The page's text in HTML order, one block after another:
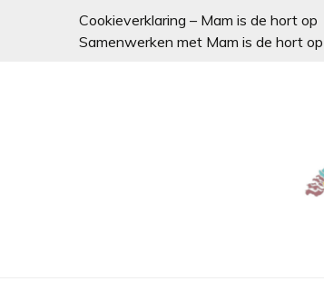
Cookieverklaring – Mam is de hort op
Samenwerken met Mam is de hort op